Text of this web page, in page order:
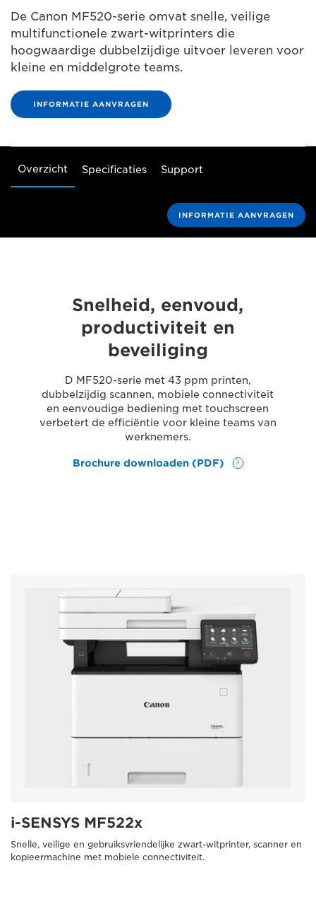
De Canon MF520-serie omvat snelle, veilige
multifunctionele zwart-witprinters die
hoogwaardige dubbelzijdige uitvoer leveren voor
kleine en middelgrote teams.
INFORMATIE AANVRAGEN
Overzicht Specificaties Support
INFORMATIE AANVRAGEN
Snelheid, eenvoud,
productiviteit en
beveiliging
D MF520-serie met 43 ppm printen,
dubbelzijdig scannen, mobiele connectiviteit
en eenvoudige bediening met touchscreen
verbetert de efficiëntie voor kleine teams van
werknemers.
Brochure downloaden (PDF)
i-SENSYS MF522x
Snelle, veilige en gebruiksvriendelijke zwart-witprinter, scanner en
kopieermachine met mobiele connectiviteit.